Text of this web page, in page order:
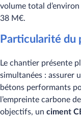
volume total d’environ
38 M€.
Particularité du
Le chantier présente
simultanées : assurer
bétons performants
l’empreinte carbone
objectifs, un ciment